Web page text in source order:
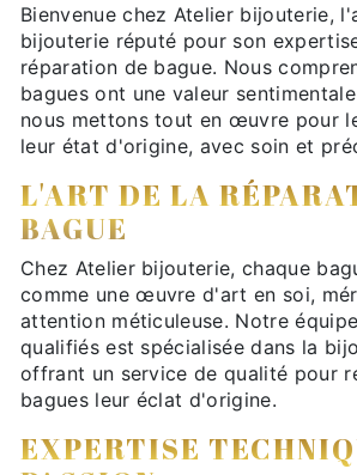
Bienvenue chez Atelier bijouterie,
bijouterie réputé pour son
réparation de bague. Nous
bagues ont une valeur
nous mettons tout en œuvre pour
leur état d'origine, avec soin et
L'ART DE LA
BAGUE
Chez Atelier bijouterie, chaque
comme une œuvre d'art en soi,
attention méticuleuse. Notre
qualifiés est spécialisée dans la
offrant un service de qualité pour
bagues leur éclat d'origine.
EXPERTISE